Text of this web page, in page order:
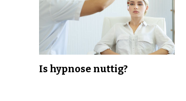
Is hypnose nuttig?